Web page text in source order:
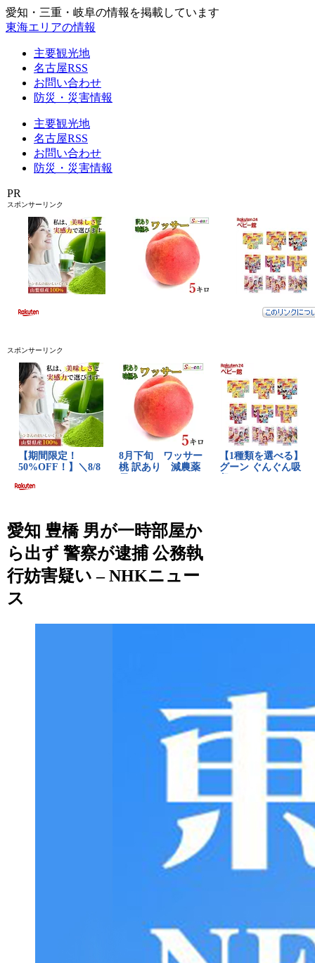
愛知・三重・岐阜の情報を掲載しています
東海エリアの情報
主要観光地
名古屋RSS
お問い合わせ
防災・災害情報
主要観光地
名古屋RSS
お問い合わせ
防災・災害情報
PR
スポンサーリンク
スポンサーリンク
愛知 豊橋 男が一時部屋か
ら出ず 警察が逮捕 公務執
行妨害疑い – NHKニュー
ス